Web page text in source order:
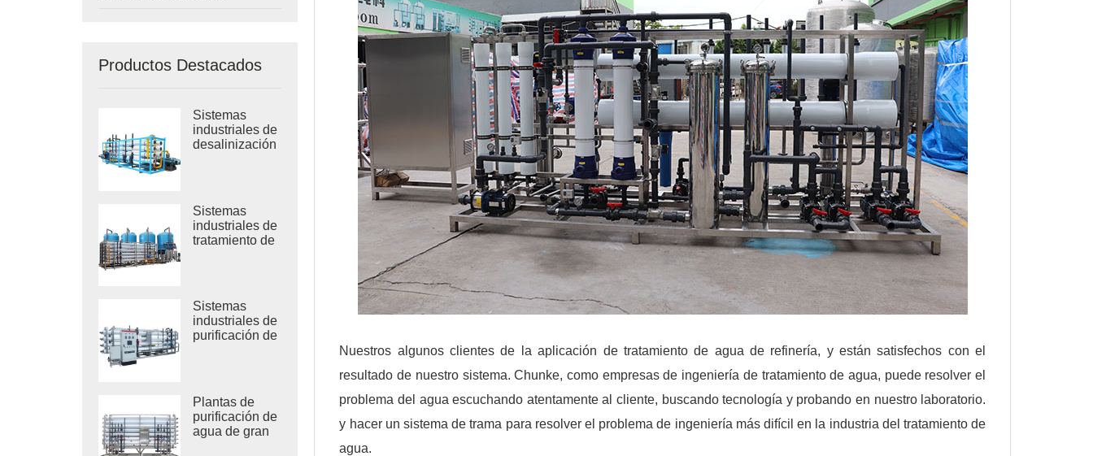
Productos Destacados
Sistemas
industriales de
desalinización
Sistemas
industriales de
tratamiento de
Sistemas
industriales de
purificación de
Plantas de
purificación de
agua de gran
Nuestros algunos clientes de la aplicación de tratamiento de agua de refinería, y están satisfechos con el
resultado de nuestro sistema. Chunke, como empresas de ingeniería de tratamiento de agua, puede resolver el
problema del agua escuchando atentamente al cliente, buscando tecnología y probando en nuestro laboratorio.
y hacer un sistema de trama para resolver el problema de ingeniería más difícil en la industria del tratamiento de
agua.